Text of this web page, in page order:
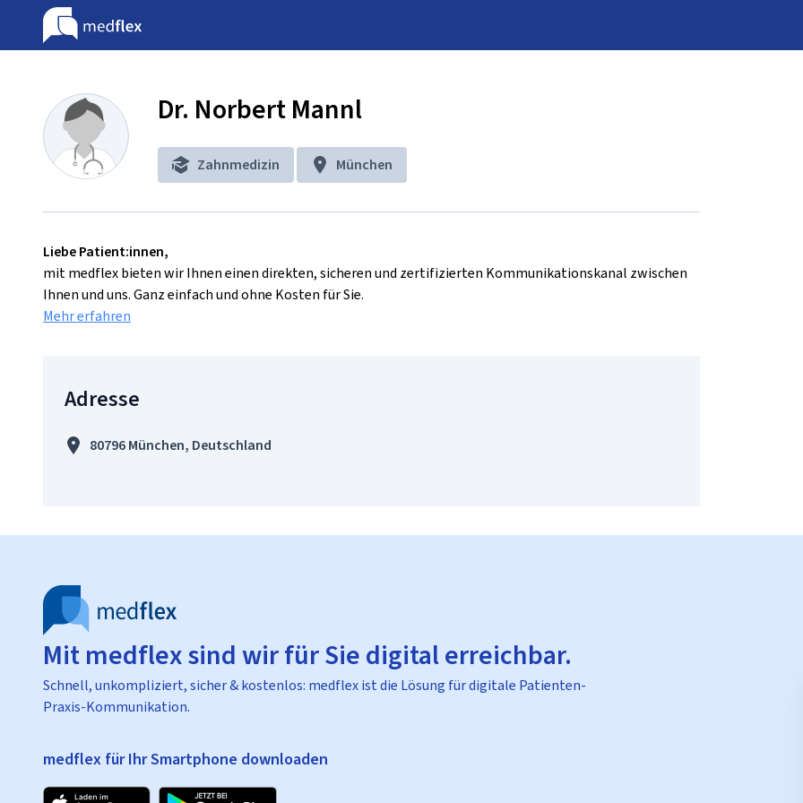
Dr. Norbert Mannl
Zahnmedizin München
Liebe Patient:innen,
mit medflex bieten wir Ihnen einen direkten, sicheren und zertifizierten Kommunikationskanal zwischen
Ihnen und uns. Ganz einfach und ohne Kosten für Sie.
Mehr erfahren
Adresse
80796 München, Deutschland
Mit medflex sind wir für Sie digital erreichbar.
Schnell, unkompliziert, sicher & kostenlos: medflex ist die Lösung für digitale Patienten-
Praxis-Kommunikation.
medflex für Ihr Smartphone downloaden